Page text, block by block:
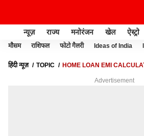
न्यूज़ राज्य मनोरंजन खेल ऐस्ट्रो
मौसम राशिफल फोटो गैलरी Ideas of India
हिंदी न्यूज़ TOPIC HOME LOAN EMI
Advertisement